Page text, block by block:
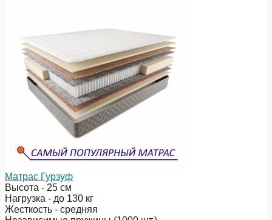
Матрас Гурзуф
Высота - 25 см
Нагрузка - до 130 кг
Жесткость - средняя